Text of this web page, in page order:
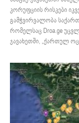
კორუფციის რისკები
გამჭვირვალობა
რომელსაც Droa.ge
ჯავახეთში, „ქართულ